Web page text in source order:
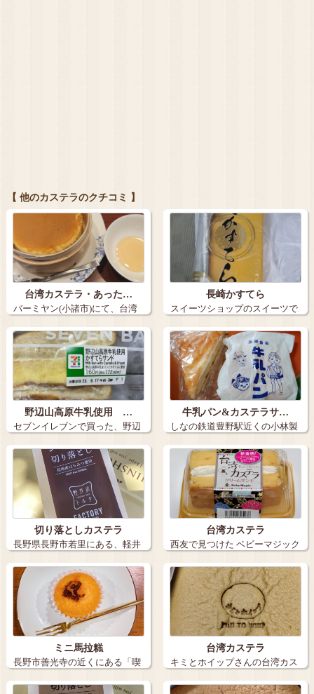
【 他のカステラのクチコミ 】
台湾カステラ・あった…
バーミヤン(小諸市)にて、台湾
カステラ・…
長崎かすてら
スイーツショップのスイーツで
はないのです…
野辺山高原牛乳使用 …
セブンイレブンで買った、野辺
山高原牛乳使…
牛乳パン&カステラサ…
しなの鉄道豊野駅近くの小林製
菓舗さんの牛…
切り落としカステラ
長野県長野市若里にある、軽井
沢トルタファ…
台湾カステラ
西友で見つけた ベビーマジック
の台湾カ…
ミニ馬拉糕
長野市善光寺の近くにある「喫
茶Siraf…
台湾カステラ
キミとホイップさんの台湾カス
テラをながの…